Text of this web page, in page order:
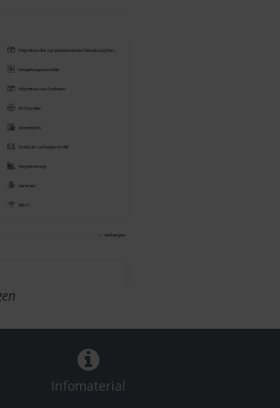
Infomaterial